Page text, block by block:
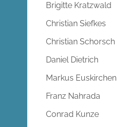
Brigitte Kratzwald
Christian Siefkes
Christian Schorsch
Daniel Dietrich
Markus Euskirchen
Franz Nahrada
Conrad Kunze